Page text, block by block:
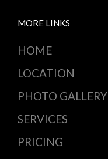
MORE LINKS
HOME
LOCATION
PHOTO GALLERY
SERVICES
PRICING